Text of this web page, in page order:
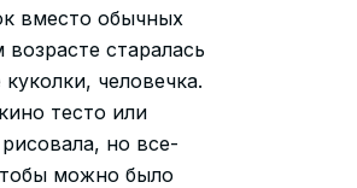
вместо обычных
старалась
человечка.
тесто или
но все-
можно было